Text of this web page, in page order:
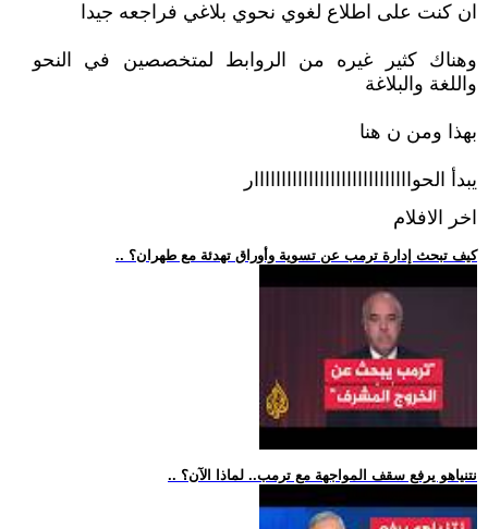
ان كنت على اطلاع لغوي نحوي بلاغي فراجعه جيدا
وهناك كثير غيره من الروابط لمتخصصين في النحو
واللغة والبلاغة
بهذا ومن ن هنا
يبدأ الحوااااااااااااااااااااااااااااار
اخر الافلام
.. كيف تبحث إدارة ترمب عن تسوية وأوراق تهدئة مع طهران؟
.. نتنياهو يرفع سقف المواجهة مع ترمب.. لماذا الآن؟